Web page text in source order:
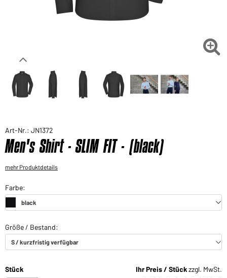
Sie möchten gerne für Ihren privaten Bedarf

Art-Nr.: JN1372
Men's Shirt - SLIM FIT - (black)
mehr Produktdetails
Stück Ihr Preis / Stückzzgl. MwSt.